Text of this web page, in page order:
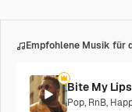
Empfohlene Musik für
Bite My Lips
Pop, RnB,